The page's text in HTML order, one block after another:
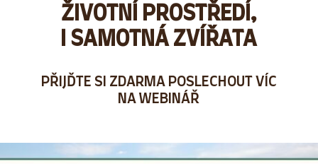
ŽIVOTNÍ PROSTŘEDÍ,
I SAMOTNÁ ZVÍŘATA
PŘIJĎTE SI ZDARMA POSLECHOUT VÍC
NA WEBINÁŘ